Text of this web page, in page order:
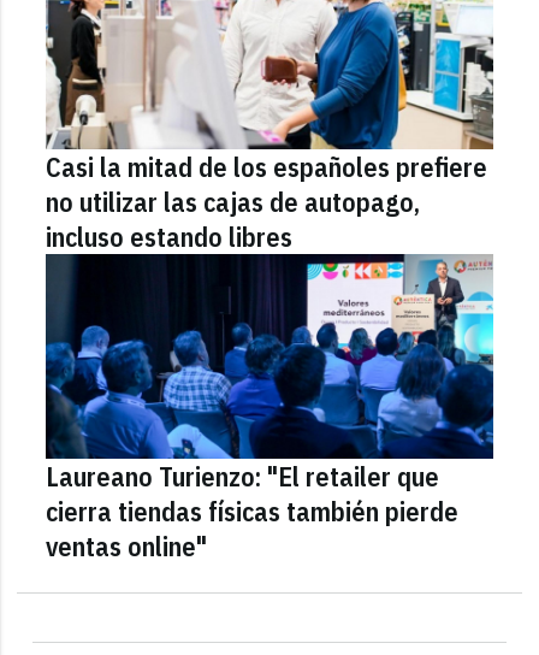
Casi la mitad de los españoles prefiere
no utilizar las cajas de autopago,
incluso estando libres
Laureano Turienzo: "El retailer que
cierra tiendas físicas también pierde
ventas online"